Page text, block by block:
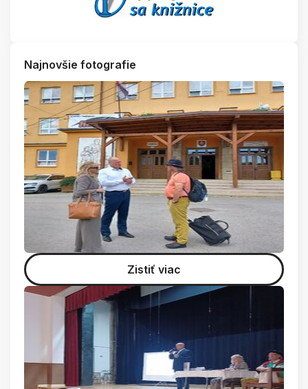
Najnovšie fotografie
Zistiť viac